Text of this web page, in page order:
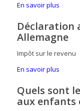
En savoir plus
Déclaration
Allemagne
Impôt sur le revenu
En savoir plus
Quels sont
aux enfants